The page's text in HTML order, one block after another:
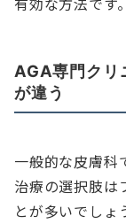
AGA専門クリ
が違う
一般的な皮膚科
治療の選択肢は
とが多いでしょ